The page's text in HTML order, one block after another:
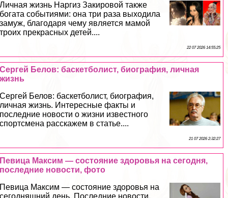
Личная жизнь Наргиз Закировой также
богата событиями: она три раза выходила
замуж, благодаря чему является мамой
троих прекрасных детей....
22 07 2026 14:55:25
Сергeй Белов: баскетболист, биография, личная
жизнь
Сергeй Белов: баскетболист, биография,
личная жизнь. Интересные факты и
последние новости о жизни известного
спортсмена расскажем в статье....
21 07 2026 2:32:27
Певица Максим — состояние здоровья на сегодня,
последние новости, фото
Певица Максим — состояние здоровья на